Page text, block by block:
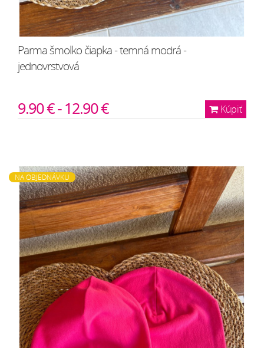
Parma šmolko čiapka - temná modrá -
jednovrstvová
Kúpiť
9.90 € - 12.90 €
NA OBJEDNÁVKU